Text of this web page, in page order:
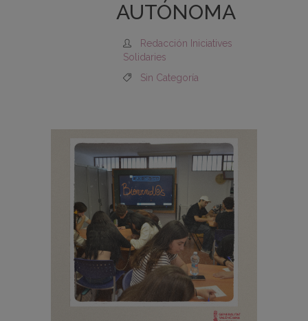
AUTÓNOMA
Redacción Iniciatives
Solidaries
Sin Categoría